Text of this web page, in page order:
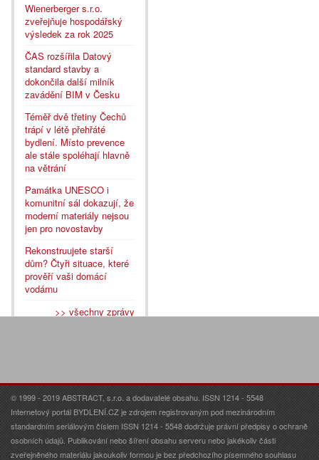
Wienerberger s.r.o.
zveřejňuje hospodářský
výsledek za rok 2025
ČAS rozšířila Datový
standard stavby a
dokončila další milník
zavádění BIM v Česku
Téměř dvě třetiny Čechů
trápí v létě přehřáté
bydlení. Místo prevence
ale stále spoléhají hlavně
na větrání
Památka UNESCO i
komunitní sál dokazují, že
moderní materiály nejsou
jen pro novostavby
Rekonstruujete starší
dům? Čtyři situace, které
prověří vaši domácí
vodárnu
>> všechny zprávy
© 1999 - 2019 ABSTRACT, s.r.o. a dodavatelé obsahu. ISSN 1214 - 5548
Internetový portál BYDLENÍ.CZ je zdrojem registrovaným pod mezinárodním
standardním seriálovým číslem ISSN 1214 - 5548 dodržuje právní předpisy o ochraně
osobních údajů. Publikování nebo šíření obsahu serveru nebo jakékoliv části
zveřejněného materiálu jakoukoliv formou je bez předchozího písemného souhlasu